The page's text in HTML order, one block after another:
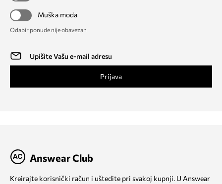
Muška moda
Odabir ponude nije obavezan
Prijava
Answear Club
Kreirajte korisnički račun i uštedite pri svakoj kupnji. U Answear